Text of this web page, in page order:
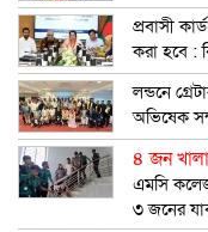
প্রবাসী
করা হবে :
লন্ডনে
অভিষেক
৪ জন
এমসি কলেজ
৩ জনের